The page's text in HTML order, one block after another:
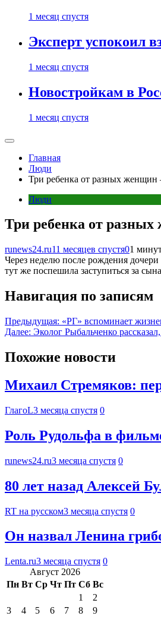
1 месяц спустя
Эксперт успокоил
1 месяц спустя
Новостройкам в
1 месяц спустя
Главная
Люди
Три ребенка от разных
Люди
Три ребенка от
runews24.ru11 месяцев спустя01
Через неделю после рождения
тут же поспешила заступиться за
Навигация по записям
Предыдущая: «РГ» вспоминает
Далее: Эколог Рыбальченко
Похожие новости
Михаил Стремяков:
ГлагоL3 месяца спустя 0
Роль Рудольфа в
runews24.ru3 месяца спустя 0
80 лет назад Алексей
RT на русском3 месяца спустя 0
Он назвал Ленина
Lenta.ru3 месяца спустя 0
Август 2026
Пн Вт Ср Чт Пт Сб Вс
1
2
3
4 5 6 7 8
9